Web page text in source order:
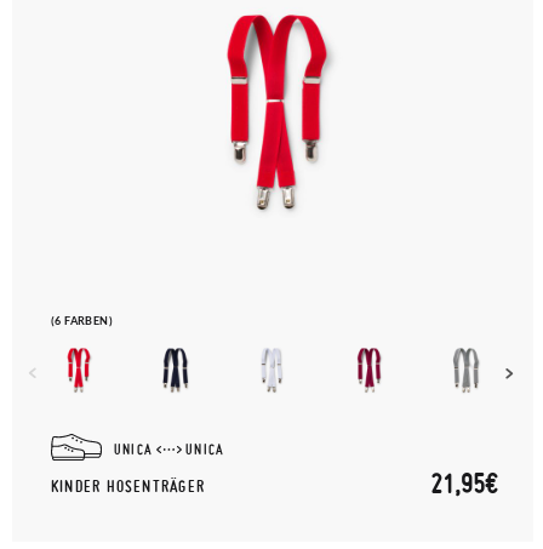
(6 FARBEN)
UNICA UNICA
KINDER HOSENTRÄGER 21,95€